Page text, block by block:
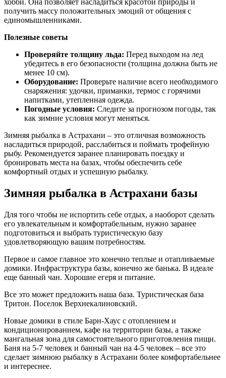
получить массу положительных эмоций от общения с
единомышленниками.
Полезные советы
Проверяйте толщину льда: Перед выходом на лед
убедитесь в его безопасности (толщина должна быть не
менее 10 см).
Оборудование: Проверьте наличие всего необходимого
снаряжения: удочки, приманки, термос с горячими
напитками, утепленная одежда.
Погодные условия: Следите за прогнозом погоды, так
как зимние условия могут меняться.
Зимняя рыбалка в Астрахани – это отличная возможность
насладиться природой, расслабиться и поймать трофейную
рыбу. Рекомендуется заранее планировать поездку и
бронировать места на базах, чтобы обеспечить себе
комфортный отдых и успешную рыбалку.
Зимняя рыбалка в Астрахани базы
Для того чтобы не испортить себе отдых, а наоборот сделать
его увлекательным и комфортабельным, нужно заранее
подготовиться и выбрать туристическую базу
удовлетворяющую вашим потребностям.
Первое и самое главное это конечно теплые и отапливаемые
домики. Инфраструктура базы, конечно же банька. В идеале
еще банный чан. Хорошие егеря и питание.
Все это может предложить наша база. Туристическая база
Тритон. Поселок Верхнекалиновский.
Новые домики в стиле Барн-Хаус с отоплением и
кондиционированием, кафе на территории базы, а также
мангальная зона для самостоятельного приготовления пищи.
Баня на 5-7 человек и банный чан на 4-5 человек – все это
сделает зимнюю рыбалку в Астрахани более комфортабельнее
и интереснее.